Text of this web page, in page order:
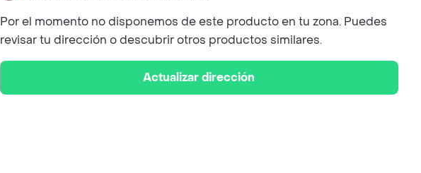
Por el momento no disponemos de este producto en tu zona. Puedes
revisar tu dirección o descubrir otros productos similares.
Actualizar dirección